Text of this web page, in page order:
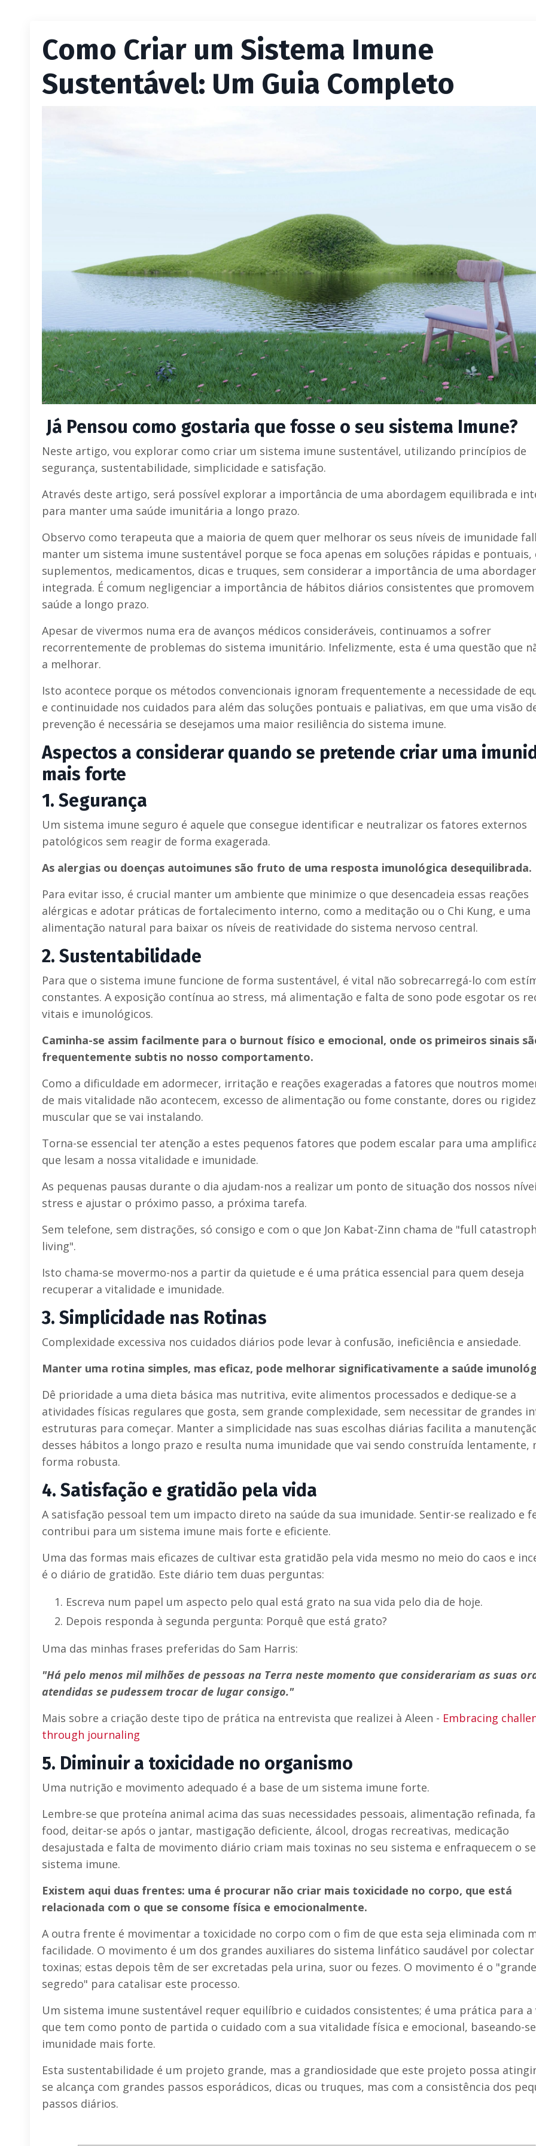
Como Criar um Sistema Imune
Sustentável: Um Guia Completo
Já Pensou como gostaria que fosse o seu sistema Imune?
Neste artigo, vou explorar como criar um sistema imune sustentável, utilizando princípios de
segurança, sustentabilidade, simplicidade e satisfação.
Através deste artigo, será possível explorar a importância de uma abordagem equilibrada e
para manter uma saúde imunitária a longo prazo.
Observo como terapeuta que a maioria de quem quer melhorar os seus níveis de imunidade
manter um sistema imune sustentável porque se foca apenas em soluções rápidas e pontuais,
suplementos, medicamentos, dicas e truques, sem considerar a importância de uma
integrada. É comum negligenciar a importância de hábitos diários consistentes que promovem
saúde a longo prazo.
Apesar de vivermos numa era de avanços médicos consideráveis, continuamos a sofrer
recorrentemente de problemas do sistema imunitário. Infelizmente, esta é uma questão que
a melhorar.
Isto acontece porque os métodos convencionais ignoram frequentemente a necessidade de
e continuidade nos cuidados para além das soluções pontuais e paliativas, em que uma visão
prevenção é necessária se desejamos uma maior resiliência do sistema imune.
Aspectos a considerar quando se pretende criar uma
mais forte
1. Segurança
Um sistema imune seguro é aquele que consegue identificar e neutralizar os fatores externos
patológicos sem reagir de forma exagerada.
As alergias ou doenças autoimunes são fruto de uma resposta imunológica desequilibrada.
Para evitar isso, é crucial manter um ambiente que minimize o que desencadeia essas reações
alérgicas e adotar práticas de fortalecimento interno, como a meditação ou o Chi Kung, e uma
alimentação natural para baixar os níveis de reatividade do sistema nervoso central.
2. Sustentabilidade
Para que o sistema imune funcione de forma sustentável, é vital não sobrecarregá-lo com
constantes. A exposição contínua ao stress, má alimentação e falta de sono pode esgotar os
vitais e imunológicos.
Caminha-se assim facilmente para o burnout físico e emocional, onde os primeiros sinais
frequentemente subtis no nosso comportamento.
Como a dificuldade em adormecer, irritação e reações exageradas a fatores que noutros
de mais vitalidade não acontecem, excesso de alimentação ou fome constante, dores ou rigidez
muscular que se vai instalando.
Torna-se essencial ter atenção a estes pequenos fatores que podem escalar para uma
que lesam a nossa vitalidade e imunidade.
As pequenas pausas durante o dia ajudam-nos a realizar um ponto de situação dos nossos
stress e ajustar o próximo passo, a próxima tarefa.
Sem telefone, sem distrações, só consigo e com o que Jon Kabat-Zinn chama de "full
living".
Isto chama-se movermo-nos a partir da quietude e é uma prática essencial para quem deseja
recuperar a vitalidade e imunidade.
3. Simplicidade nas Rotinas
Complexidade excessiva nos cuidados diários pode levar à confusão, ineficiência e ansiedade.
Manter uma rotina simples, mas eficaz, pode melhorar significativamente a saúde
Dê prioridade a uma dieta básica mas nutritiva, evite alimentos processados e dedique-se a
atividades físicas regulares que gosta, sem grande complexidade, sem necessitar de grandes
estruturas para começar. Manter a simplicidade nas suas escolhas diárias facilita a
desses hábitos a longo prazo e resulta numa imunidade que vai sendo construída lentamente,
forma robusta.
4. Satisfação e gratidão pela vida
A satisfação pessoal tem um impacto direto na saúde da sua imunidade. Sentir-se realizado e
contribui para um sistema imune mais forte e eficiente.
Uma das formas mais eficazes de cultivar esta gratidão pela vida mesmo no meio do caos e
é o diário de gratidão. Este diário tem duas perguntas:
Escreva num papel um aspecto pelo qual está grato na sua vida pelo dia de hoje.
Depois responda à segunda pergunta: Porquê que está grato?
Uma das minhas frases preferidas do Sam Harris:
"Há pelo menos mil milhões de pessoas na Terra neste momento que considerariam as suas
atendidas se pudessem trocar de lugar consigo."
Mais sobre a criação deste tipo de prática na entrevista que realizei à Aleen - Embracing
through journaling
5. Diminuir a toxicidade no organismo
Uma nutrição e movimento adequado é a base de um sistema imune forte.
Lembre-se que proteína animal acima das suas necessidades pessoais, alimentação refinada,
food, deitar-se após o jantar, mastigação deficiente, álcool, drogas recreativas, medicação
desajustada e falta de movimento diário criam mais toxinas no seu sistema e enfraquecem o
sistema imune.
Existem aqui duas frentes: uma é procurar não criar mais toxicidade no corpo, que está
relacionada com o que se consome física e emocionalmente.
A outra frente é movimentar a toxicidade no corpo com o fim de que esta seja eliminada com
facilidade. O movimento é um dos grandes auxiliares do sistema linfático saudável por colectar
toxinas; estas depois têm de ser excretadas pela urina, suor ou fezes. O movimento é o "grande
segredo" para catalisar este processo.
Um sistema imune sustentável requer equilíbrio e cuidados consistentes; é uma prática para a
que tem como ponto de partida o cuidado com a sua vitalidade física e emocional, baseando-
imunidade mais forte.
Esta sustentabilidade é um projeto grande, mas a grandiosidade que este projeto possa
se alcança com grandes passos esporádicos, dicas ou truques, mas com a consistência dos
passos diários.